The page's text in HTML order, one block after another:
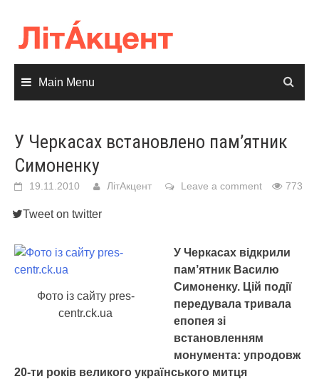
content
Main Menu
У Черкасах встановлено пам’ятник
Симоненку
19.11.2010 ЛітАкцент Leave a comment 773
Tweet on twitter
Фото із сайту pres-
centr.ck.ua
У Черкасах відкрили
пам’ятник Василю
Симоненку. Цій події
передувала тривала
епопея зі
встановленням
монумента: упродовж
20-ти років великого українського митця